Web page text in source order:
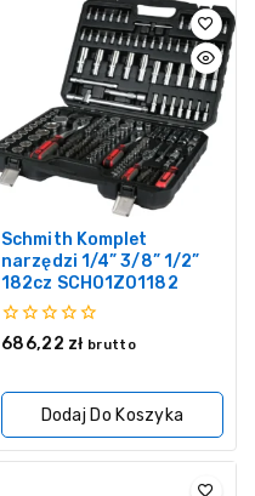
Schmith Komplet
narzędzi 1/4” 3/8” 1/2”
182cz SCH01Z01182
0
686,22 zł brutto
Dodaj Do Koszyka